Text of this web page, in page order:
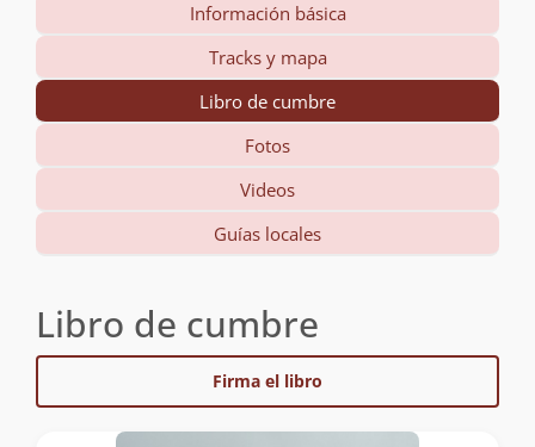
Información básica
Tracks y mapa
Libro de cumbre
Fotos
Videos
Guías locales
Libro de cumbre
Firma el libro